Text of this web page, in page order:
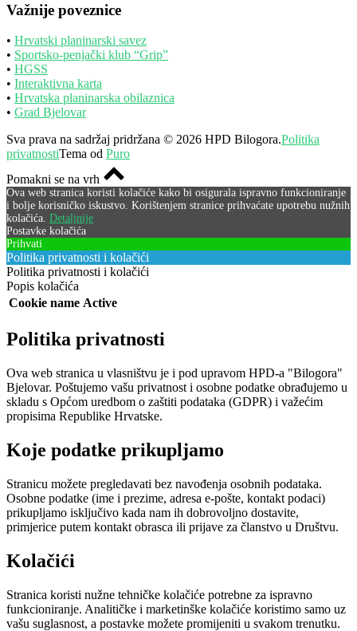
Važnije poveznice
• Hrvatski planinarski savez
• Sportsko-penjački klub “Grip”
• HGSS
• Interaktivna karta
• Hrvatska planinarska obilaznica
• Grad Bjelovar
Sva prava na sadržaj pridržana © 2026 HPD Bilogora.Politika
privatnostiTema od Puro
Pomakni se na vrh
Ova web stranica koristi kolačiće kako bi osigurala ispravno funkcioniranje
i bolje korisničko iskustvo. Korištenjem stranice prihvaćate upotrebu nužnih
kolačića. Detaljnije
Postavke kolačića
Prihvati
Politika privatnosti i kolačići
Politika privatnosti i kolačići
Popis kolačića
Cookie name Active
Politika privatnosti
Ova web stranica u vlasništvu je i pod upravom HPD-a "Bilogora"
Bjelovar. Poštujemo vašu privatnost i osobne podatke obrađujemo u
skladu s Općom uredbom o zaštiti podataka (GDPR) i važećim
propisima Republike Hrvatske.
Koje podatke prikupljamo
Stranicu možete pregledavati bez navođenja osobnih podataka.
Osobne podatke (ime i prezime, adresa e-pošte, kontakt podaci)
prikupljamo isključivo kada nam ih dobrovoljno dostavite,
primjerice putem kontakt obrasca ili prijave za članstvo u Društvu.
Kolačići
Stranica koristi nužne tehničke kolačiće potrebne za ispravno
funkcioniranje. Analitičke i marketinške kolačiće koristimo samo uz
vašu suglasnost, a postavke možete promijeniti u svakom trenutku.